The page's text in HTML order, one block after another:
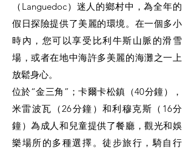
（Languedoc）迷人的鄉村中，為全年的
假日探險提供了美麗的環境。在一個多小
時內，您可以享受比利牛斯山脈的滑雪
場，或者在地中海許多美麗的海灘之一上
放鬆身心。
位於“金三角”；卡爾卡松鎮（40分鐘），
米雷波瓦（26分鐘）和利穆克斯（16分
鐘）為成人和兒童提供了餐廳，觀光和娛
樂場所的多種選擇。徒步旅行，騎自行